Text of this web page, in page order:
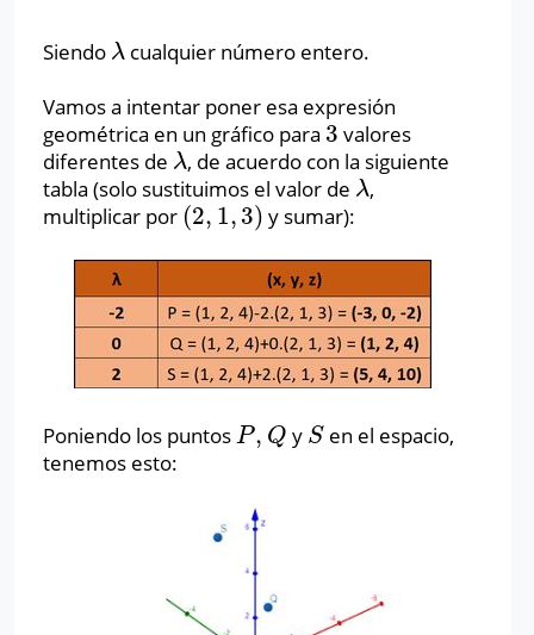
Siendo λ
λ cualquier número entero.
Vamos a intentar poner esa expresión
geométrica en un gráfico para 3
3 valores
diferentes de λ
λ, de acuerdo con la siguiente
tabla (solo sustituimos el valor de λ
λ,
multiplicar por (2, 1, 3)
(2,1 ,3) y sumar):
Poniendo los puntos P, Q
P,Q y S
S en el espacio,
tenemos esto: